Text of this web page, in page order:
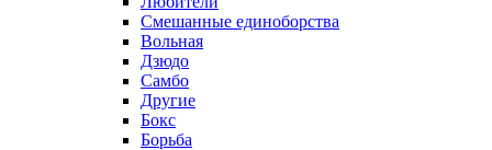
Смешанные единоборства
Вольная
Дзюдо
Самбо
Другие
Бокс
Борьба